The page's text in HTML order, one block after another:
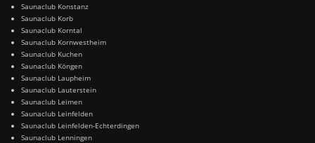
Saunaclub Konstanz
Saunaclub Korb
Saunaclub Korntal
Saunaclub Kornwestheim
Saunaclub Kuchen
Saunaclub Köngen
Saunaclub Laupheim
Saunaclub Lauterstein
Saunaclub Leimen
Saunaclub Leinfelden
Saunaclub Leinfelden-Echterdingen
Saunaclub Lenningen